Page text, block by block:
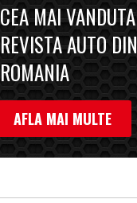
CEA MAI VANDUTA
REVISTA AUTO DIN
ROMANIA
AFLA MAI MULTE